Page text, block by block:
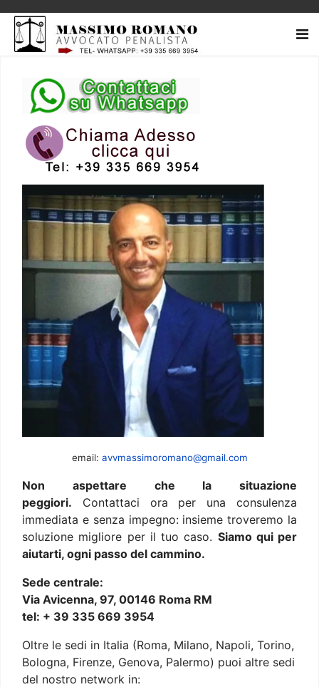
email: avvmassimoromano@gmail.com
Non aspettare che la situazione
peggiori. Contattaci ora per una consulenza
immediata e senza impegno: insieme troveremo la
soluzione migliore per il tuo caso. Siamo qui per
aiutarti, ogni passo del cammino.
Sede centrale:
Via Avicenna, 97, 00146 Roma RM
tel: + 39 335 669 3954
Oltre le sedi in Italia (Roma, Milano, Napoli, Torino,
Bologna, Firenze, Genova, Palermo) puoi altre sedi
del nostro network in: